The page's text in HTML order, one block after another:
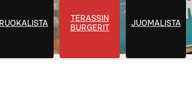
RUOKALISTA
TERASSIN
BURGERIT
JUOMALISTA